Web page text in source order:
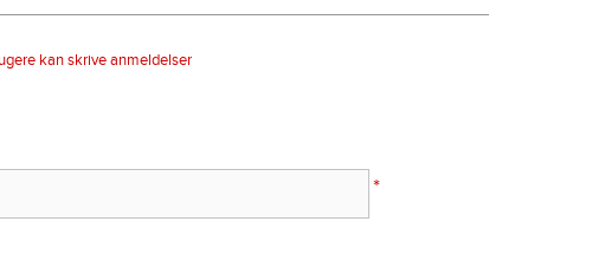
kan skrive anmeldelser
*